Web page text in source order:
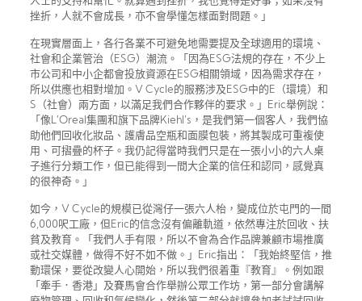
挫折，人就不會成長，亦不會學懂怎樣面對問題。」
在現實層面上，各行各業不可避免地需要提及全球適用的環境、
社會和企業管治（ESG）潮流。「因為ESG法規的存在，不少上
市公司和中小企都會投放資源在ESG相關領域，因為需求存在，
所以供應也相對增加。V Cycle的服務涉及ESG中的E（環境）和
S（社會）兩方面，以滿足我們合作夥伴的要求。」Eric舉例說：
「像L’Oreal集團和旗下品牌Kiehl’s，是我們第一個客人，我們協
助他們回收化妝品、護膚品空瓶和面膜包裝，將其製成可重複使
用、可摺疊的杯子。我仍記得當時我們只是在一張小小的六人桌
子進行分類工作，但已能得到一間大企業的信任和認同，感覺真
的很神奇。」
如今，V Cycle的規模已從灣仔一張六人枱，變成位於屯門的一間
6,000呎工廠，但Eric的信念沒有偏離軌道，依然專注於回收、扶
貧及教育。「我們人手有限，所以不會為合作品牌兼顧市場推廣
或社交媒體，做得不好不如不做。」Eric指出：「我始終堅信，推
動環保，要從改變人心開始，所以我們很着重『教育』。例如跟
「牽手．香港」及賽馬會合作舉辦公眾工作坊，第一部分會講解